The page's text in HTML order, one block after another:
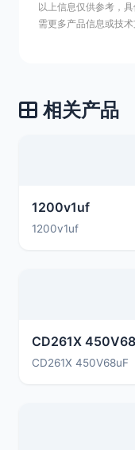
以上信息仅供参考，
需更多产品信息或技
相关产品
1200v1uf
1200v1uf
CD261X
CD261X 450V68uF